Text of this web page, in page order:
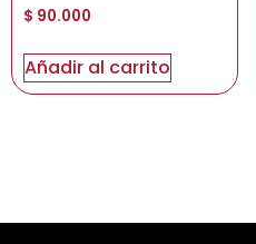
$ 90.000
Añadir al carrito